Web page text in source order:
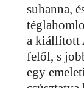
suhanna,
a kiállított
felől, s
egy